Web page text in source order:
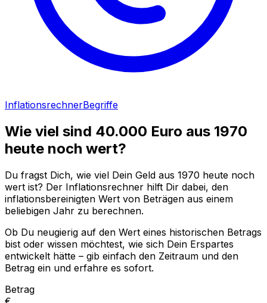
InflationsrechnerBegriffe
Wie viel sind 40.000 Euro aus 1970
heute noch wert?
Du fragst Dich, wie viel Dein Geld aus 1970 heute noch
wert ist? Der Inflationsrechner hilft Dir dabei, den
inflationsbereinigten Wert von Beträgen aus einem
beliebigen Jahr zu berechnen.
Ob Du neugierig auf den Wert eines historischen Betrags
bist oder wissen möchtest, wie sich Dein Erspartes
entwickelt hätte – gib einfach den Zeitraum und den
Betrag ein und erfahre es sofort.
Betrag